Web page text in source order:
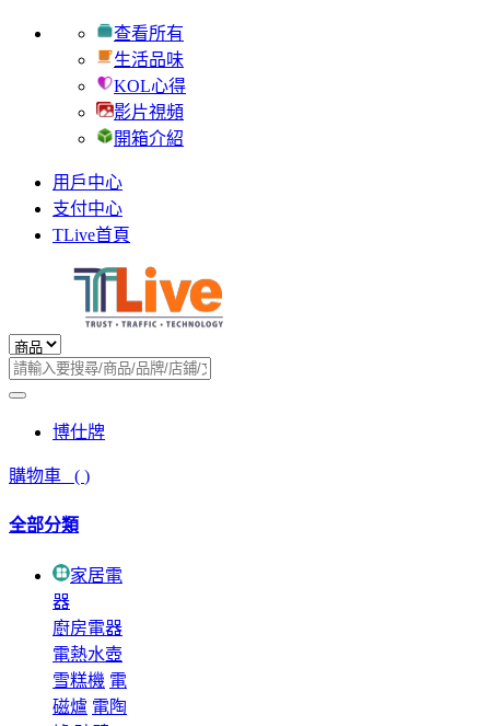
查看所有
生活品味
KOL心得
影片視頻
開箱介紹
用戶中心
支付中心
TLive首頁
博仕牌
購物車 ( )
全部分類
家居電
器
廚房電器
電熱水壺
雪糕機 電
磁爐 電陶